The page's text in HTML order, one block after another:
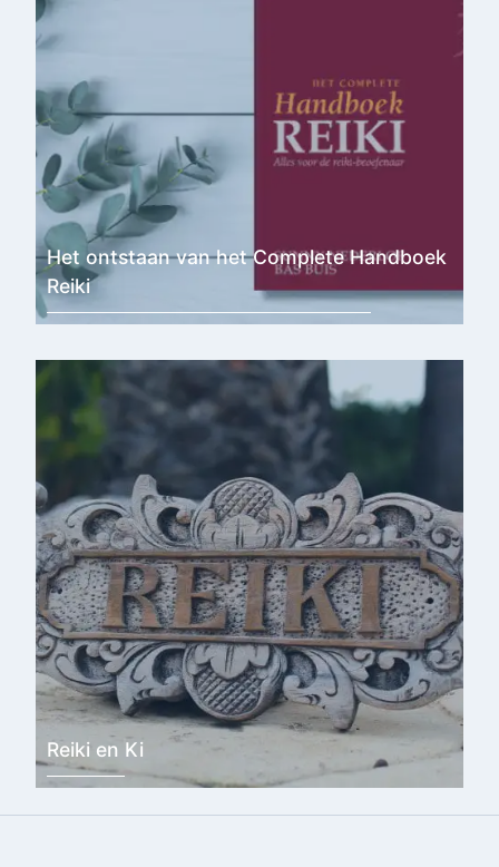
Het ontstaan van het Complete Handboek
Reiki
Reiki en Ki